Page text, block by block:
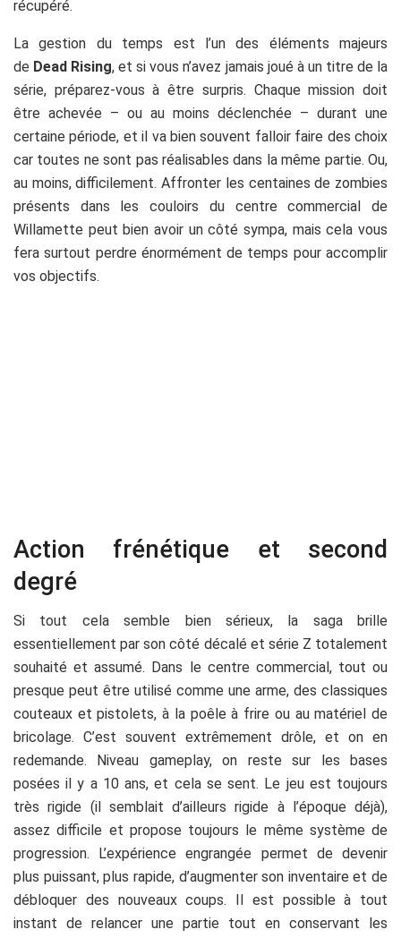
récupéré.
La gestion du temps est l’un des éléments majeurs
de Dead Rising, et si vous n’avez jamais joué à un titre de la
série, préparez-vous à être surpris. Chaque mission doit
être achevée – ou au moins déclenchée – durant une
certaine période, et il va bien souvent falloir faire des choix
car toutes ne sont pas réalisables dans la même partie. Ou,
au moins, difficilement. Affronter les centaines de zombies
présents dans les couloirs du centre commercial de
Willamette peut bien avoir un côté sympa, mais cela vous
fera surtout perdre énormément de temps pour accomplir
vos objectifs.
Action frénétique et second
degré
Si tout cela semble bien sérieux, la saga brille
essentiellement par son côté décalé et série Z totalement
souhaité et assumé. Dans le centre commercial, tout ou
presque peut être utilisé comme une arme, des classiques
couteaux et pistolets, à la poêle à frire ou au matériel de
bricolage. C’est souvent extrêmement drôle, et on en
redemande. Niveau gameplay, on reste sur les bases
posées il y a 10 ans, et cela se sent. Le jeu est toujours
très rigide (il semblait d’ailleurs rigide à l’époque déjà),
assez difficile et propose toujours le même système de
progression. L’expérience engrangée permet de devenir
plus puissant, plus rapide, d’augmenter son inventaire et de
débloquer des nouveaux coups. Il est possible à tout
instant de relancer une partie tout en conservant les